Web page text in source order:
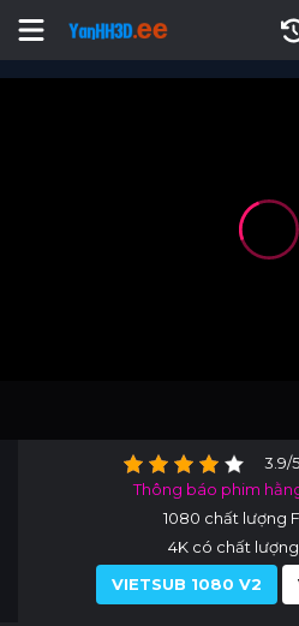
3.9/
Thông báo phim
1080 chất lượng
4K có chất
VIETSUB 1080 V2